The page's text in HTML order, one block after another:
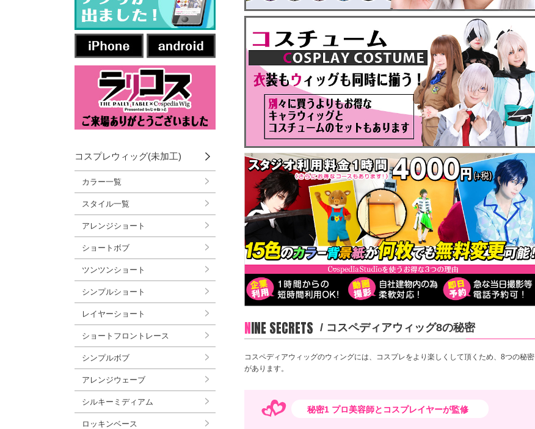
NINE SECRETS / コスペディアウィッグ8の秘密
コスペディアウィッグのウィングには、コスプレをより楽しくして頂くため、8つの秘密
があります。
秘密1 プロ美容師とコスプレイヤーが監修
コスプレウィッグ(未加工)
カラー一覧
スタイル一覧
アレンジショート
ショートボブ
ツンツンショート
シンプルショート
レイヤーショート
ショートフロントレース
シンプルボブ
アレンジウェーブ
シルキーミディアム
ロッキンベース